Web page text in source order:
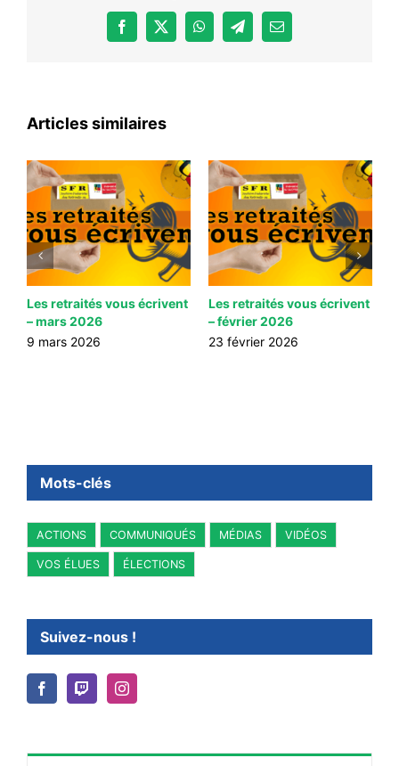
Facebook
X WhatsAppTelegramEmail
Articles similaires
Les retraités vous écrivent
– mars 2026
9 mars 2026
Les retraités vous écrivent
– février 2026
23 février 2026
Mots-clés
ACTIONS COMMUNIQUÉS MÉDIAS VIDÉOS
VOS ÉLUES ÉLECTIONS
Suivez-nous !